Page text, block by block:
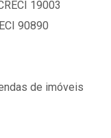
19003
90890
de imóveis